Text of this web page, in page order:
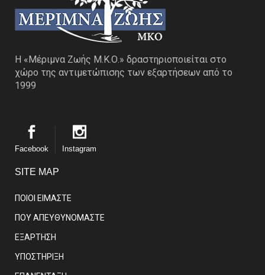
Η «Μέριμνα Ζωής Μ.Κ.Ο.» δραστηριοποιείται στο
χώρο της αντιμετώπισης των εξαρτήσεων από το
1999
Facebook Instagram
SITE MAP
ΠΟΙΟΙ ΕΙΜΑΣΤE
ΠΟΥ ΑΠΕΥΘΥΝΟΜΑΣΤΕ
ΕΞΑΡΤΗΣΗ
ΥΠΟΣΤΗΡΙΞΗ